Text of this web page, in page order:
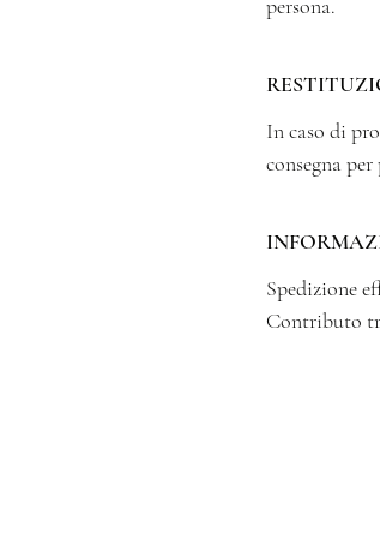
persona.
In caso di
consegna
Spedizione
Contributo